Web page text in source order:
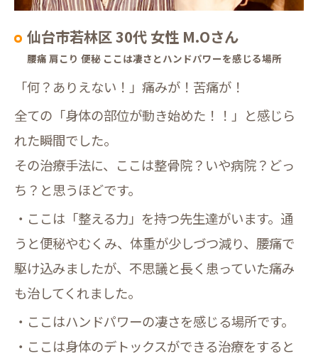
仙台市若林区 30代 女性 M.Oさん
腰痛 肩こり 便秘 ここは凄さとハンドパワーを感じる場所
「何？ありえない！」痛みが！苦痛が！
全ての「身体の部位が動き始めた！！」と感じら
れた瞬間でした。
その治療手法に、ここは整骨院？いや病院？どっ
ち？と思うほどです。
・ここは「整える力」を持つ先生達がいます。通
うと便秘やむくみ、体重が少しづつ減り、腰痛で
駆け込みましたが、不思議と長く患っていた痛み
も治してくれました。
・ここはハンドパワーの凄さを感じる場所です。
・ここは身体のデトックスができる治療をすると